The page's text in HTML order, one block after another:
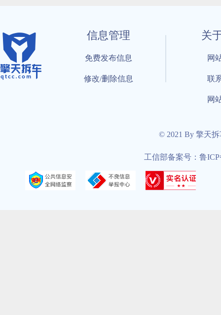
信息管理
免费发布信息
修改/删除信息
关
网
联
网
© 2021 By 擎天
工信部备案号：鲁